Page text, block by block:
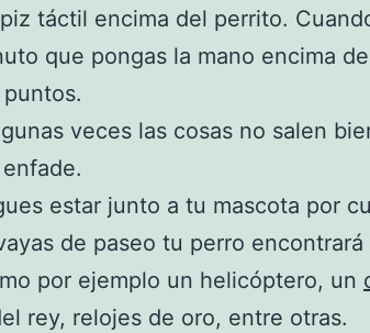
táctil encima del perrito.
que pongas la mano encima
veces las cosas no salen
estar junto a tu mascota por
de paseo tu perro encontrará
por ejemplo un helicóptero, un
rey, relojes de oro, entre otras.